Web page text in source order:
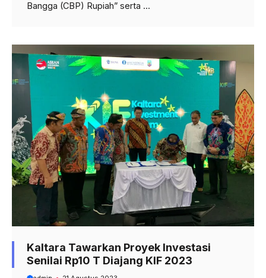
Bangga (CBP) Rupiah” serta ...
Kaltara Tawarkan Proyek Investasi
Senilai Rp10 T Diajang KIF 2023